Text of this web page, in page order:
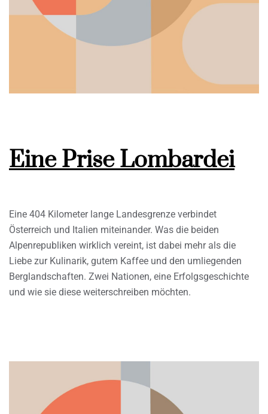
Eine Prise Lombardei
Eine 404 Kilometer lange Landesgrenze verbindet
Österreich und Italien miteinander. Was die beiden
Alpenrepubliken wirklich vereint, ist dabei mehr als die
Liebe zur Kulinarik, gutem Kaffee und den umliegenden
Berglandschaften. Zwei Nationen, eine Erfolgsgeschichte
und wie sie diese weiterschreiben möchten.